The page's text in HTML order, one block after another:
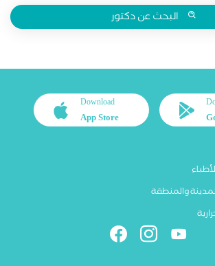
البحث عن دكتور
Download
App Store
والمنطقة